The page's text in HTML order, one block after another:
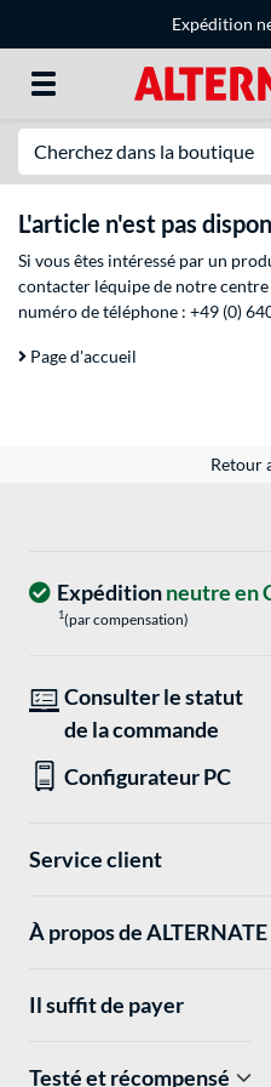
Expédition
L'article n'est pas
Si vous êtes intéressé par un
contacter léquipe de notre
numéro de téléphone : +49 (0)
Page d'accueil
Retour
Expéditionneutre en
1(par compensation)
Consulter le statut
de la commande
Configurateur PC
Service client
À propos de ALTERNATE
Il suffit de payer
Testé et récompensé